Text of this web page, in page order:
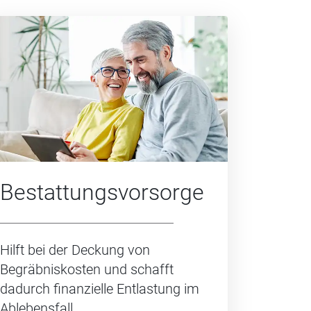
Bestattungs­vorsorge
Hilft bei der Deckung von
Begräbniskosten und schafft
dadurch finanzielle Entlastung im